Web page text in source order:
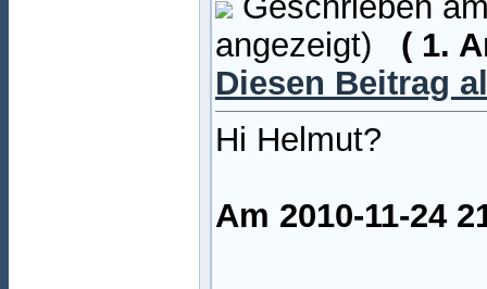
angezeigt) ( 1.
Diesen Beitrag
Hi Helmut?
Am 2010-11-24